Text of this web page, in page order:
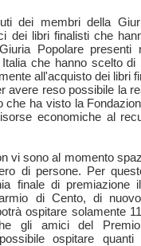
dei membri della
dei libri finalisti che
Popolare presenti
che hanno scelto di
all'acquisto dei libri
avere reso possibile la
che ha visto la
economiche al
vi sono al momento
di persone. Per
finale di premiazione
di Cento, di
ospitare solamente
gli amici del Premio
ospitare quanti